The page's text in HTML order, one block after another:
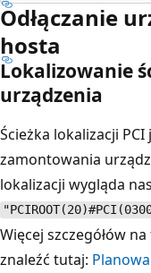
Odłączanie
hosta
Lokalizowanie
urządzenia
Ścieżka lokalizacji
zamontowania
lokalizacji wygląda
Więcej szczegółów
znaleźć tutaj: